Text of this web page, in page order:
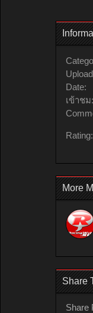
Date:
เข้าชม:
Rating:
More
Share
Share